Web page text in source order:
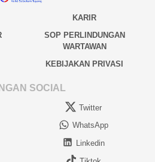
KARIR
SOP PERLINDUNGAN
WARTAWAN
KEBIJAKAN PRIVASI
SOCIAL
Twitter
WhatsApp
Linkedin